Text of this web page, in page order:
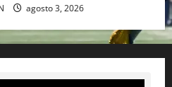
agosto 3, 2026